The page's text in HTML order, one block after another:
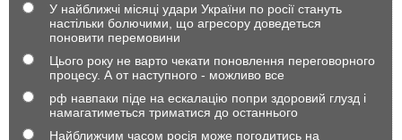
У найближчі місяці удари України по росії стануть
настільки болючими, що агресору доведеться
поновити перемовини
Цього року не варто чекати поновлення переговорного
процесу. А от наступного - можливо все
рф навпаки піде на ескалацію попри здоровий глузд і
намагатиметься триматися до останнього
Найближчим часом росія може погодитись на